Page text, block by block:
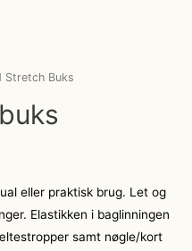
Stretch Buks
eller praktisk brug. Let og
Elastikken i baglinningen
samt nøgle/kort